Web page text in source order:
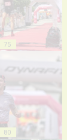
75
80